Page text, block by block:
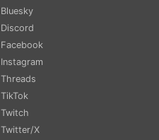
Bluesky
Discord
Facebook
Instagram
Threads
TikTok
Twitch
Twitter/X